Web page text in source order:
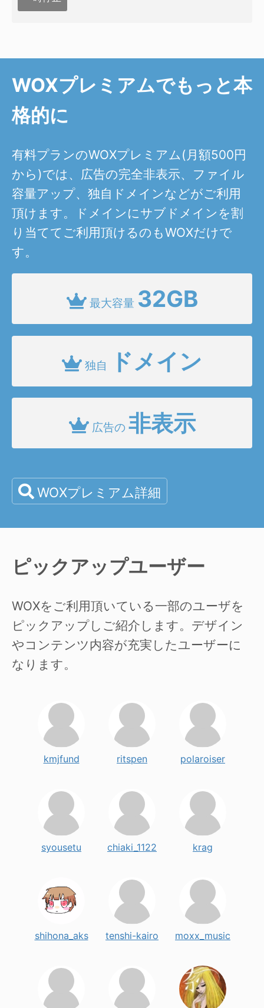
WOXプレミアムでもっと本
格的に
有料プランのWOXプレミアム(月額500円
から)では、広告の完全非表示、ファイル
容量アップ、独自ドメインなどがご利用
頂けます。ドメインにサブドメインを割
り当ててご利用頂けるのもWOXだけで
す。
最大容量 32GB
独自 ドメイン
広告の 非表示
WOXプレミアム詳細
ピックアップユーザー
WOXをご利用頂いている一部のユーザを
ピックアップしご紹介します。デザイン
やコンテンツ内容が充実したユーザーに
なります。
kmjfund ritspen polaroiser
syousetu chiaki_1122 krag
shihona_aks tenshi-kairo moxx_music